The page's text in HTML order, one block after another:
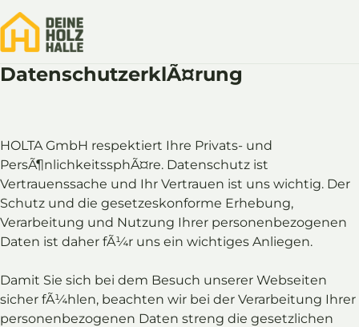
Anfrage starten Halle konfigurieren
Projektablauf
Baupartner
Kontakt
Baupartnerportal
DatenschutzerklÃ¤rung
HOLTA GmbH respektiert Ihre Privats- und
PersÃ¶nlichkeitssphÃ¤re. Datenschutz ist
Vertrauenssache und Ihr Vertrauen ist uns wichtig. Der
Schutz und die gesetzeskonforme Erhebung,
Verarbeitung und Nutzung Ihrer personenbezogenen
Daten ist daher fÃ¼r uns ein wichtiges Anliegen.
Damit Sie sich bei dem Besuch unserer Webseiten
sicher fÃ¼hlen, beachten wir bei der Verarbeitung Ihrer
personenbezogenen Daten streng die gesetzlichen